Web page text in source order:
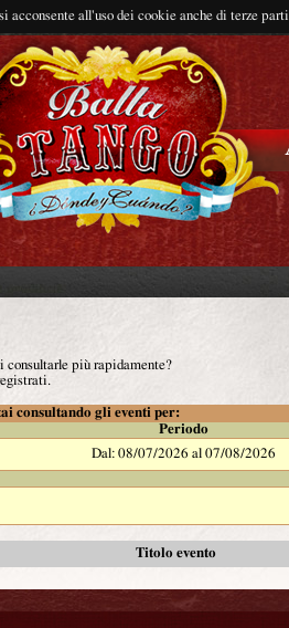
acconsente all'uso dei cookie anche di terze parti
consultarle più rapidamente?
consultando gli eventi per:
Periodo
Dal: 08/07/2026 al 07/08/2026
Titolo evento